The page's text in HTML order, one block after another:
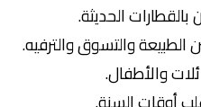
الحديثة.
والتسوق والترفيه.